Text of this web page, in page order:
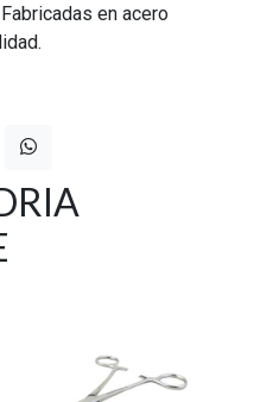
en acero